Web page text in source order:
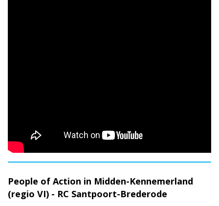
People of Action in Midden-Kennemerland
(regio VI) - RC Santpoort-Brederode